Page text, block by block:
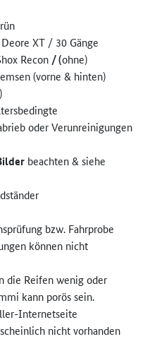
XT / 30 Gänge
Recon / (ohne)
(vorne & hinten)
oder Verunreinigungen
beachten & siehe
bzw. Fahrprobe
können nicht
die Reifen wenig oder
kann porös sein.
Internetseite
nicht vorhanden